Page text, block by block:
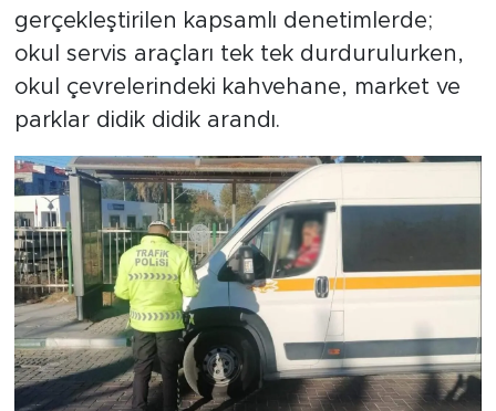
gerçekleştirilen kapsamlı denetimlerde;
okul servis araçları tek tek durdurulurken,
okul çevrelerindeki kahvehane, market ve
parklar didik didik arandı.